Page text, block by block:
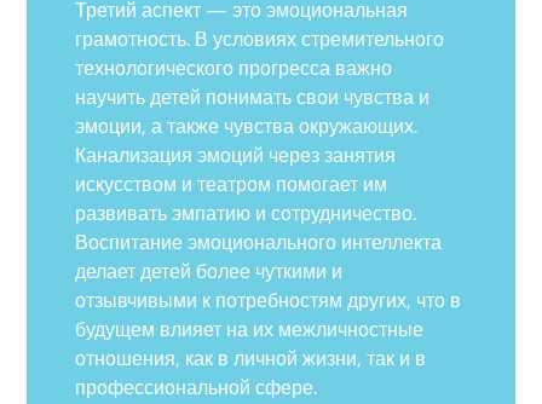
Третий аспект — это эмоциональная
грамотность. В условиях стремительного
технологического прогресса важно
научить детей понимать свои чувства и
эмоции, а также чувства окружающих.
Канализация эмоций через занятия
искусством и театром помогает им
развивать эмпатию и сотрудничество.
Воспитание эмоционального интеллекта
делает детей более чуткими и
отзывчивыми к потребностям других, что в
будущем влияет на их межличностные
отношения, как в личной жизни, так и в
профессиональной сфере.